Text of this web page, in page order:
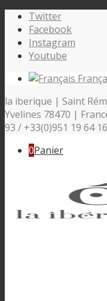
Twitter
Facebook
Instagram
Youtube
la iberique | Saint
Yvelines 78470 |
93 / +33(0)951 19 64 16
0Panier